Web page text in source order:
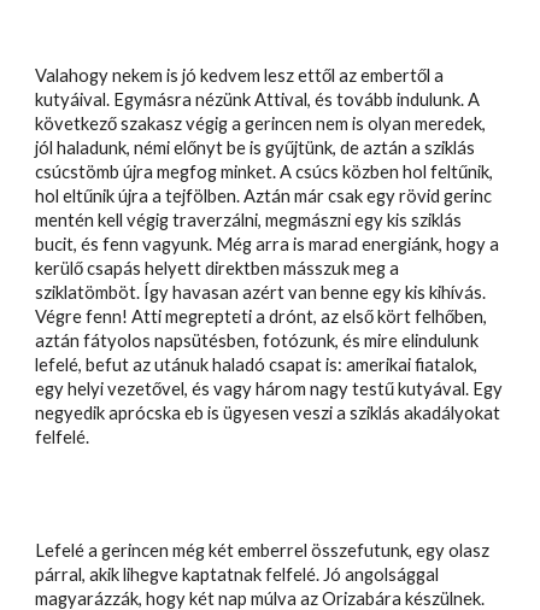
Valahogy nekem is jó kedvem lesz ettől az embertől a
kutyáival. Egymásra nézünk Attival, és tovább indulunk. A
következő szakasz végig a gerincen nem is olyan meredek,
jól haladunk, némi előnyt be is gyűjtünk, de aztán a sziklás
csúcstömb újra megfog minket. A csúcs közben hol feltűnik,
hol eltűnik újra a tejfölben. Aztán már csak egy rövid gerinc
mentén kell végig traverzálni, megmászni egy kis sziklás
bucit, és fenn vagyunk. Még arra is marad energiánk, hogy a
kerülő csapás helyett direktben másszuk meg a
sziklatömböt. Így havasan azért van benne egy kis kihívás.
Végre fenn! Atti megrepteti a drónt, az első kört felhőben,
aztán fátyolos napsütésben, fotózunk, és mire elindulunk
lefelé, befut az utánuk haladó csapat is: amerikai fiatalok,
egy helyi vezetővel, és vagy három nagy testű kutyával. Egy
negyedik aprócska eb is ügyesen veszi a sziklás akadályokat
felfelé.
Lefelé a gerincen még két emberrel összefutunk, egy olasz
párral, akik lihegve kaptatnak felfelé. Jó angolsággal
magyarázzák, hogy két nap múlva az Orizabára készülnek.